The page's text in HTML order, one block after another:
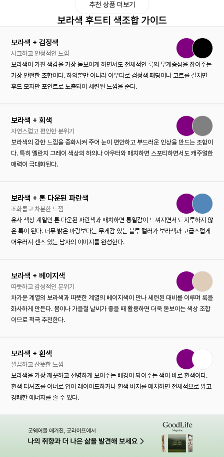
추천 상품 더보기
보라색 후드티 색조합 가이드
보라색 + 검정색
시크하고 안정적인 느낌
보라색이 가진 색감을 가장 돋보이게 하면서도 전체적인 룩의 무게중심을 잡아주는
가장 안전한 조합이다. 하의뿐만 아니라 아우터로 검정색 패딩이나 코트를 걸치면
후드 모자만 포인트로 노출되어 세련된 느낌을 준다.
보라색 + 회색
자연스럽고 편안한 분위기
보라색의 강한 느낌을 중화시켜 주어 눈이 편안하고 부드러운 인상을 만드는 조합이
다. 특히 멜란지 그레이 색상의 하의나 아우터와 매치하면 스포티하면서도 캐주얼한
매력이 극대화된다.
보라색 + 톤 다운된 파란색
조화롭고 차분한 느낌
유사 색상 계열인 톤 다운된 파란색과 매치하면 통일감이 느껴지면서도 지루하지 않
은 룩이 된다. 너무 밝은 파랑보다는 무게감 있는 블루 컬러가 보라색과 고급스럽게
어우러져 센스 있는 남자의 이미지를 완성한다.
보라색 + 베이지색
따뜻하고 감성적인 분위기
차가운 계열의 보라색과 따뜻한 계열의 베이지색이 만나 세련된 대비를 이루며 룩을
화사하게 만든다. 봄이나 가을철 날씨가 좋을 때 활용하면 더욱 돋보이는 색상 조합
이므로 적극 추천한다.
보라색 + 흰색
깔끔하고 산뜻한 느낌
보라색을 가장 깨끗하고 선명하게 보여주는 배경이 되어주는 색이 바로 흰색이다.
흰색 티셔츠를 이너로 입어 레이어드하거나 흰색 바지를 매치하면 전체적으로 밝고
경쾌한 에너지를 줄 수 있다.